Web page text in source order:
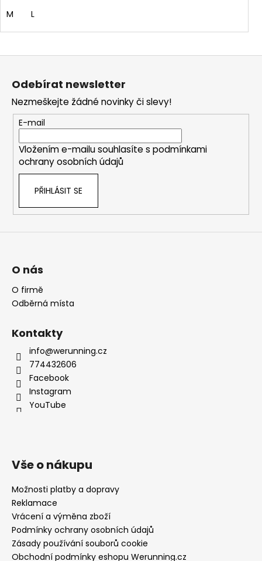
M L
Odebírat newsletter
Nezmeškejte žádné novinky či slevy!
E-mail
Vložením e-mailu souhlasíte s podmínkami
ochrany osobních údajů
PŘIHLÁSIT SE
O nás
O firmě
Odběrná místa
Kontakty
info@werunning.cz
774432606
Facebook
Instagram
YouTube
Vše o nákupu
Možnosti platby a dopravy
Reklamace
Vrácení a výměna zboží
Podmínky ochrany osobních údajů
Zásady používání souborů cookie
Obchodní podmínky eshopu Werunning.cz